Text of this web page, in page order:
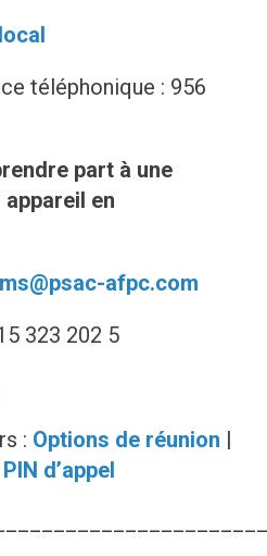
téléphonique : 956
part à une
en
afpc.com
323 202 5
: Options de réunion |
d’appel